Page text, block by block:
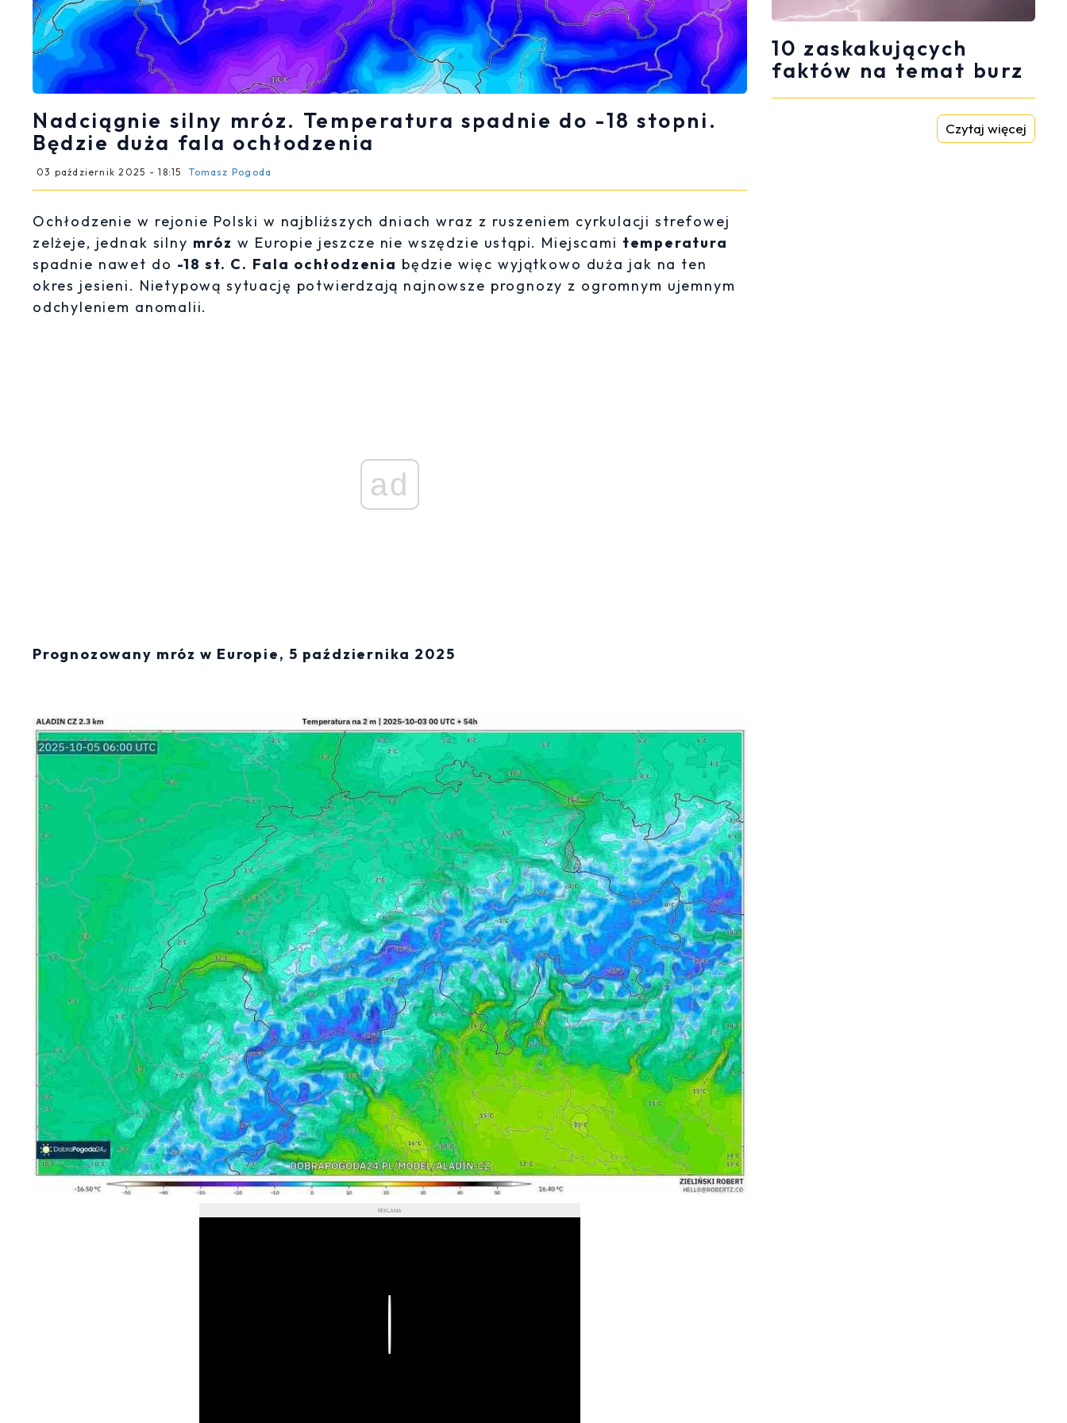
Nadciągnie silny mróz. Temperatura spadnie do -18 stopni.
Będzie duża fala ochłodzenia
03 październik 2025 - 18:15 Tomasz Pogoda
Ochłodzenie w rejonie Polski w najbliższych dniach wraz z ruszeniem cyrkulacji strefowej
zelżeje, jednak silny mróz w Europie jeszcze nie wszędzie ustąpi. Miejscami temperatura
spadnie nawet do -18 st. C. Fala ochłodzenia będzie więc wyjątkowo duża jak na ten
okres jesieni. Nietypową sytuację potwierdzają najnowsze prognozy z ogromnym ujemnym
odchyleniem anomalii.
ad
Prognozowany mróz w Europie, 5 października 2025
REKLAMA
10 zaskakujących
faktów na temat burz
Czytaj więcej